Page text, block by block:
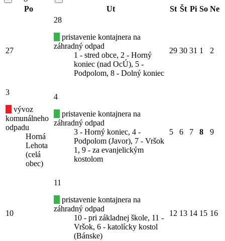
Po
Ut St Št Pi So Ne
27
28
pristavenie kontajnera na
záhradný odpad
1 - stred obce, 2 - Horný
koniec (nad OcÚ), 5 -
Podpolom, 8 - Dolný koniec
29 30 31 1 2
3
vývoz
komunálneho
odpadu
Horná
Lehota
(celá
obec)
4
pristavenie kontajnera na
záhradný odpad
3 - Horný koniec, 4 -
Podpolom (Javor), 7 - Vršok
1, 9 - za evanjelickým
kostolom
5 6 7 8 9
10
11
pristavenie kontajnera na
záhradný odpad
10 - pri základnej škole, 11 -
Vršok, 6 - katolícky kostol
(Bánske)
12 13 14 15 16